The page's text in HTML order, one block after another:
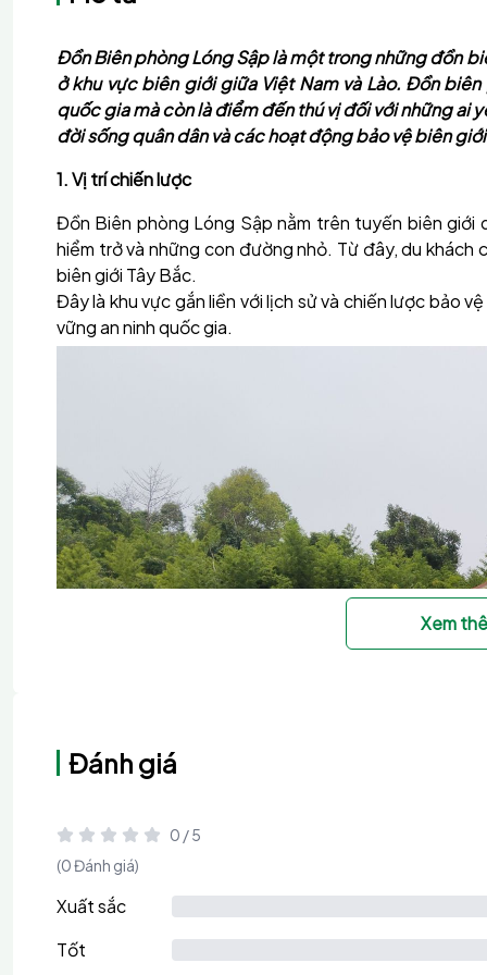
Đồn Biên phòng Lóng Sập là một trong những đồn
ở khu vực biên giới giữa Việt Nam và Lào. Đồn
quốc gia mà còn là điểm đến thú vị đối với những ai
đời sống quân dân và các hoạt động bảo vệ biên
1. Vị trí chiến lược
Đồn Biên phòng Lóng Sập nằm trên tuyến biên giới
hiểm trở và những con đường nhỏ. Từ đây, du
biên giới Tây Bắc.
Đây là khu vực gắn liền với lịch sử và chiến lược bảo
vững an ninh quốc gia.
Xem
Đánh giá
0 / 5
(0 Đánh giá)
Xuất sắc
Tốt